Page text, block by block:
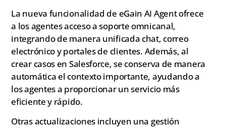
La nueva funcionalidad de eGain AI Agent ofrece
a los agentes acceso a soporte omnicanal,
integrando de manera unificada chat, correo
electrónico y portales de clientes. Además, al
crear casos en Salesforce, se conserva de manera
automática el contexto importante, ayudando a
los agentes a proporcionar un servicio más
eficiente y rápido.
Otras actualizaciones incluyen una gestión